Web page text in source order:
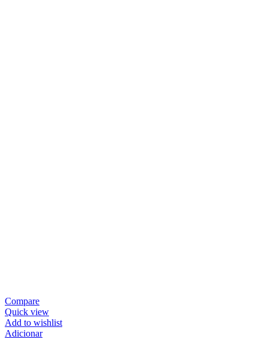
Compare
Quick view
Add to wishlist
Adicionar